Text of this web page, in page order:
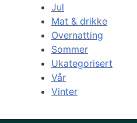
Jul
Mat & drikke
Overnatting
Sommer
Ukategorisert
Vår
Vinter